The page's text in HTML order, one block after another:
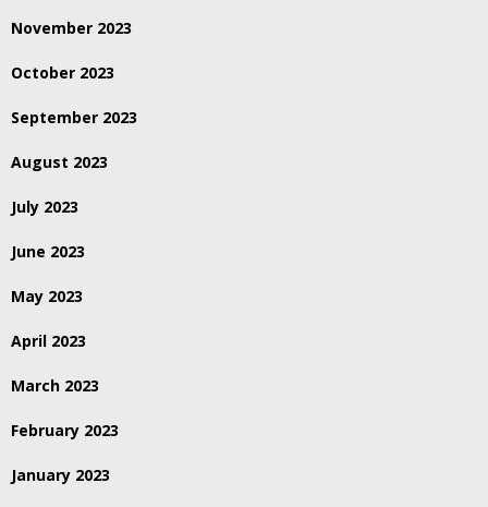
November 2023
October 2023
September 2023
August 2023
July 2023
June 2023
May 2023
April 2023
March 2023
February 2023
January 2023